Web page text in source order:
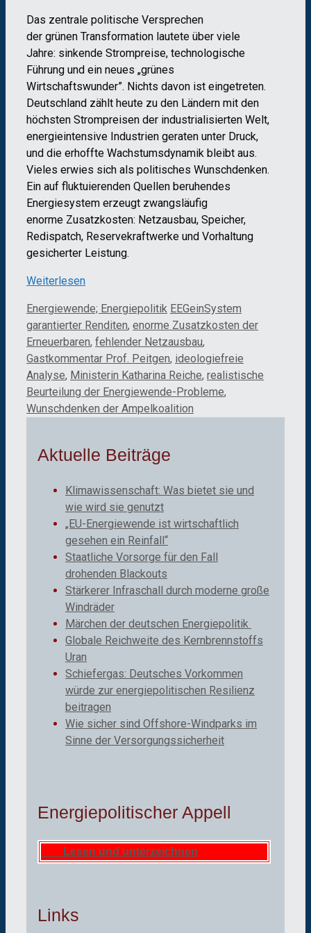
Das zentrale politische Versprechen
der grünen Transformation lautete über viele
Jahre: sinkende Strompreise, technologische
Führung und ein neues „grünes
Wirtschaftswunder”. Nichts davon ist eingetreten.
Deutschland zählt heute zu den Ländern mit den
höchsten Strompreisen der industrialisierten Welt,
energieintensive Industrien geraten unter Druck,
und die erhoffte Wachstumsdynamik bleibt aus.
Vieles erwies sich als politisches Wunschdenken.
Ein auf fluktuierenden Quellen beruhendes
Energiesystem erzeugt zwangsläufig
enorme Zusatzkosten: Netzausbau, Speicher,
Redispatch, Reservekraftwerke und Vorhaltung
gesicherter Leistung.
Weiterlesen
Kategorien
Energiewende; Energiepolitik Schlagwörter
EEGeinSystem
garantierter Renditen, enorme Zusatzkosten der
Erneuerbaren, fehlender Netzausbau,
Gastkommentar Prof. Peitgen, ideologiefreie
Analyse, Ministerin Katharina Reiche, realistische
Beurteilung der Energiewende-Probleme,
Wunschdenken der Ampelkoalition
Aktuelle Beiträge
Klimawissenschaft: Was bietet sie und
wie wird sie genutzt
„EU-Energiewende ist wirtschaftlich
gesehen ein Reinfall“
Staatliche Vorsorge für den Fall
drohenden Blackouts
Stärkerer Infraschall durch moderne große
Windräder
Märchen der deutschen Energiepolitik
Globale Reichweite des Kernbrennstoffs
Uran
Schiefergas: Deutsches Vorkommen
würde zur energiepolitischen Resilienz
beitragen
Wie sicher sind Offshore-Windparks im
Sinne der Versorgungssicherheit
Energiepolitischer Appell
Lesen und unterzeichnen
Links